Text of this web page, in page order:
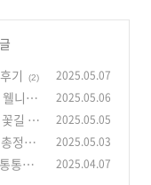
기
(2) 2025.05.07
니스
2025.05.06
길 총
2025.05.05
정리 2025.05.03
통제
2025.04.07